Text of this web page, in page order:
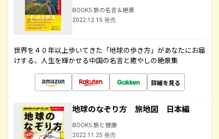
BOOKS 旅の名言＆絶景
2022.12.15 発売
世界を４０年以上歩いてきた「地球の歩き方」があなたにお届
けする、人生を輝かせる中国の名言と癒やしの絶景集
詳細を見る
地球のなぞり方 旅地図 日本編
BOOKS 旅と健康
2022.11.25 発売